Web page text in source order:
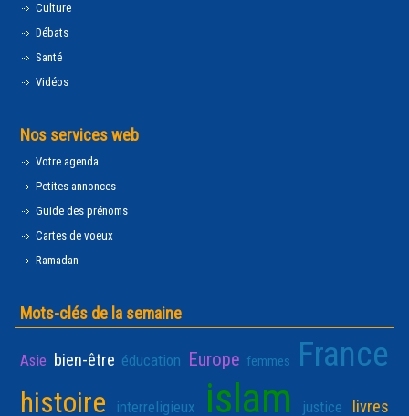
Culture
Débats
Santé
Vidéos
Nos services web
Votre agenda
Petites annonces
Guide des prénoms
Cartes de voeux
Ramadan
Mots-clés de la semaine
Asie bien-être éducation Europe femmes France
histoire interreligieux islam justice livres